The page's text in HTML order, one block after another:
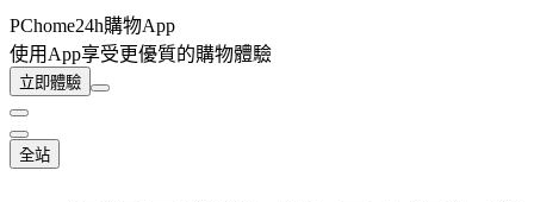
PChome24h購物App
使用App享受更優質的購物體驗
立即體驗
全站